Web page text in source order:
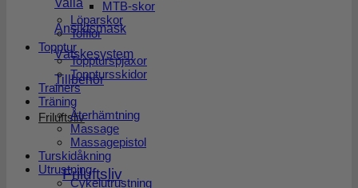
Valla
Ansiktsmask
Vätskesystem
Tillbehör
Friluftsliv
Friluftsliv
MTB-skor
Löparskor
Tofflor
Topptur
Toppturspjäxor
Topptursskidor
Trainers
Träning
Återhämtning
Massage
Massagepistol
Turskidåkning
Utrustning
Cykelutrustning